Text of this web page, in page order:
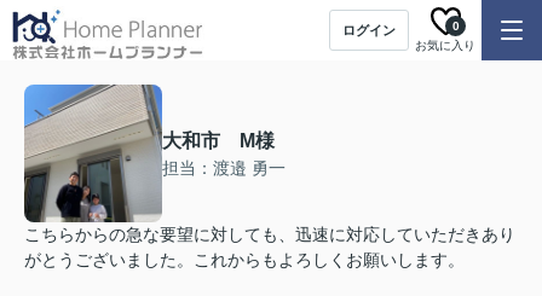
ログイン
お気に入り
0
大和市 M様
担当：渡邉 勇一
こちらからの急な要望に対しても、迅速に対応していただきあり
がとうございました。これからもよろしくお願いします。